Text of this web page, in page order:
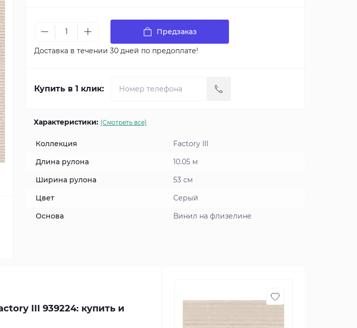
Предзаказ
Доставка в течении 30 дней по предоплате!
Купить в 1 клик:
Характеристики: (Смотреть все)
Коллекция Factory III
Длина рулона 10.05 м
Ширина рулона 53 см
Цвет Серый
Основа Винил на флизелине
III 939224: купить и